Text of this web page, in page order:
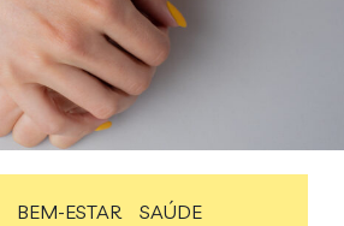
BEM-ESTAR SAÚDE